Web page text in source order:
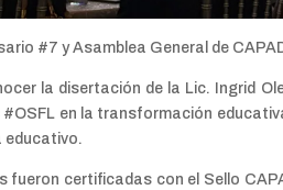
#7 y Asamblea General de
la disertación de la Lic. Ingrid
en la transformación
educativo.
fueron certificadas con el Sello